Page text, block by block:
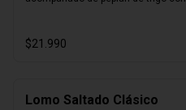
$21.990
Lomo Saltado Clásico